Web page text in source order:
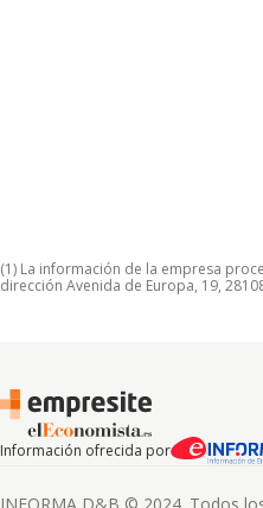
(1) La información de la empresa
dirección Avenida de Europa, 19,
Información ofrecida por